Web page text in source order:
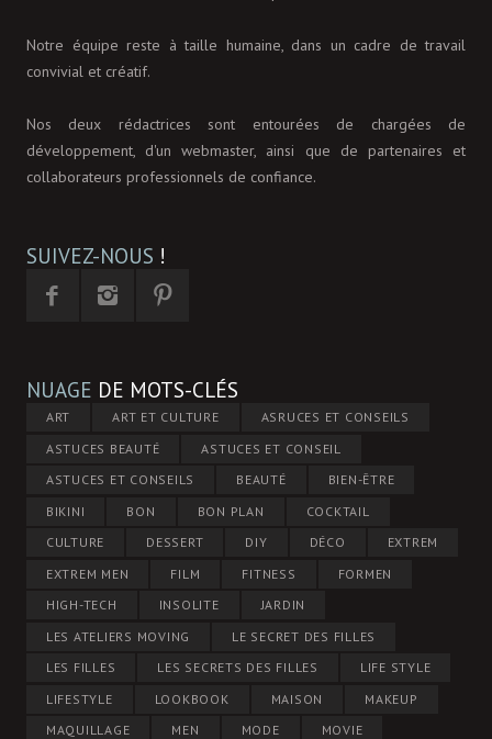
Notre équipe reste à taille humaine, dans un cadre de travail
convivial et créatif.
Nos deux rédactrices sont entourées de chargées de
développement, d'un webmaster, ainsi que de partenaires et
collaborateurs professionnels de confiance.
SUIVEZ-NOUS !
NUAGE DE MOTS-CLÉS
ART ART ET CULTURE
ASRUCES ET CONSEILS
ASTUCES BEAUTÉ
ASTUCES ET CONSEIL
ASTUCES ET CONSEILS
BEAUTÉ
BIEN-ÊTRE
BIKINI
BON BON PLAN
COCKTAIL
CULTURE
DESSERT DIY DÉCO
EXTREM
EXTREM MEN
FILM FITNESS
FORMEN
HIGH-TECH
INSOLITE
JARDIN
LES ATELIERS MOVING
LE SECRET DES FILLES
LES FILLES
LES SECRETS DES FILLES
LIFE STYLE
LIFESTYLE
LOOKBOOK MAISON
MAKEUP
MAQUILLAGE
MEN MODE MOVIE